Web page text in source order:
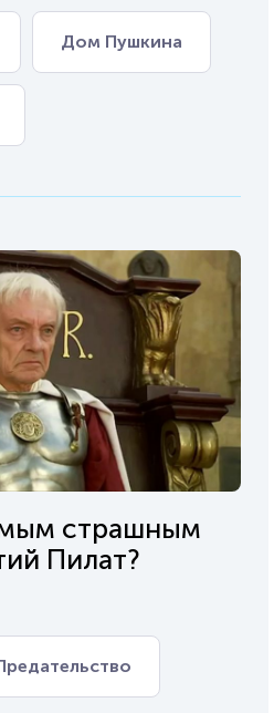
Дом Пушкина
страшным
Пилат?